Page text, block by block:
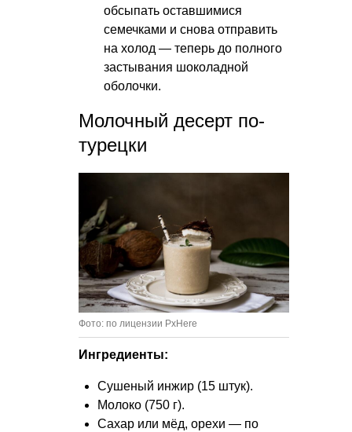
обсыпать оставшимися
семечками и снова отправить
на холод — теперь до полного
застывания шоколадной
оболочки.
Молочный десерт по-
турецки
Фото: по лицензии PxHere
Ингредиенты:
Сушеный инжир (15 штук).
Молоко (750 г).
Сахар или мёд, орехи — по